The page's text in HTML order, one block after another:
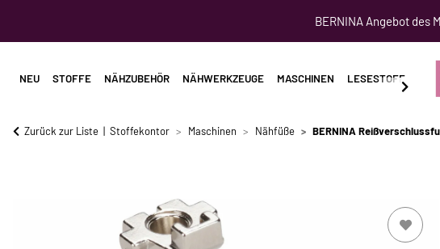
BERNINA Angebot des
NEU STOFFE NÄHZUBEHÖR NÄHWERKZEUGE MASCHINEN LESESTOFF
Zurück zur Liste Stoffekontor Maschinen Nähfüße BERNINA